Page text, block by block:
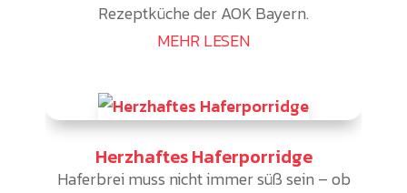
Rezeptküche der AOK Bayern.
MEHR LESEN
Herzhaftes Haferporridge
Haferbrei muss nicht immer süß sein – ob